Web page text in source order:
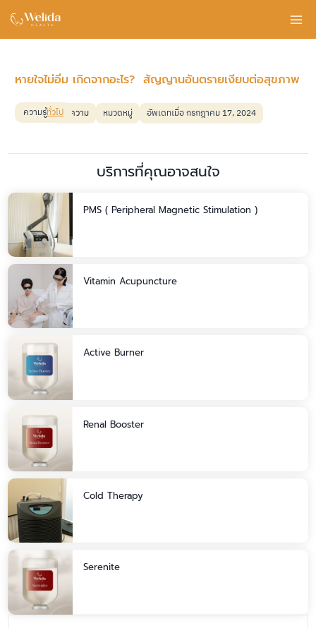
Skip
หายใจไม่อิ่ม เกิดจากอะไร? สัญญานอันตรายเงียบต่อสุขภาพ
ความรู้ทั่วไปบทความ หมวดหมู่ อัพเดทเมื่อ กรกฎาคม 17, 2024
บริการที่คุณอาจสนใจ
PMS ( Peripheral Magnetic Stimulation )
Vitamin Acupuncture
Active Burner
Renal Booster
Cold Therapy
Serenite